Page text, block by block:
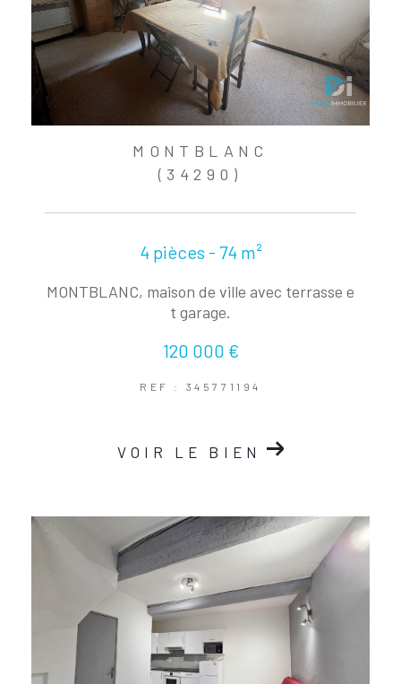
MONTBLANC
(34290)
4 pièces - 74 m²
MONTBLANC, maison de ville avec terrasse e
t garage.
120 000 €
REF : 345771194
VOIR LE BIEN